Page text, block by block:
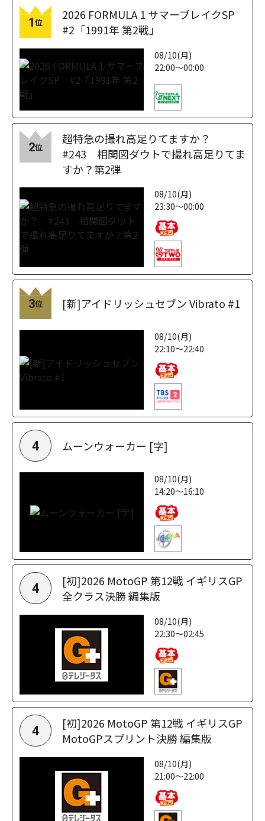
1位
2026 FORMULA 1 サマーブレイクSP
#2「1991年 第2戦」
08/10(月)
22:00～00:00
2位
超特急の撮れ高足りてますか？
#243 相関図ダウトで撮れ高足りてま
すか？第2弾
08/10(月)
23:30～00:00
3位 [新]アイドリッシュセブン Vibrato #1
08/10(月)
22:10～22:40
4 ムーンウォーカー [字]
08/10(月)
14:20～16:10
4
[初]2026 MotoGP 第12戦 イギリスGP
全クラス決勝 編集版
08/10(月)
22:30～02:45
4
[初]2026 MotoGP 第12戦 イギリスGP
MotoGPスプリント決勝 編集版
08/10(月)
21:00～22:00